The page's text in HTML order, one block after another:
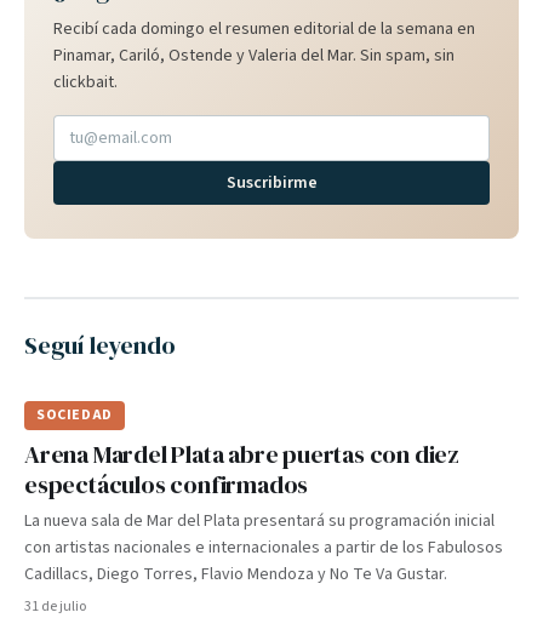
Recibí cada domingo el resumen editorial de la semana en
Pinamar, Cariló, Ostende y Valeria del Mar. Sin spam, sin
clickbait.
Suscribirme
Seguí leyendo
SOCIEDAD
Arena Mardel Plata abre puertas con diez
espectáculos confirmados
La nueva sala de Mar del Plata presentará su programación inicial
con artistas nacionales e internacionales a partir de los Fabulosos
Cadillacs, Diego Torres, Flavio Mendoza y No Te Va Gustar.
31 de julio